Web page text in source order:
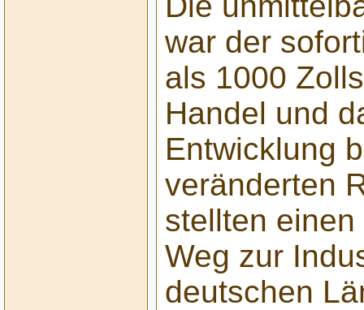
war der
als 1000
Handel und
Entwicklung
veränderten
stellten
Weg zur
deutschen